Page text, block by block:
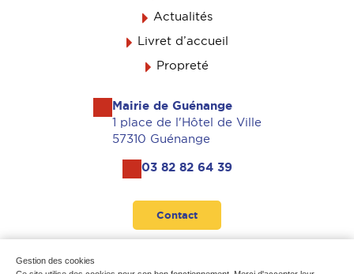
Gestion des cookies
Actualités
Livret d’accueil
Propreté
Mairie de Guénange
1 place de l'Hôtel de Ville
57310 Guénange
03 82 82 64 39
Contact